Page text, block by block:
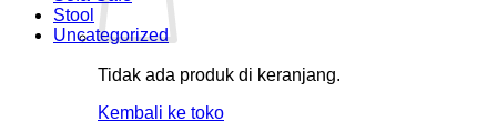
Tidak ada produk di keranjang.
Kembali ke toko
Stool
Uncategorized